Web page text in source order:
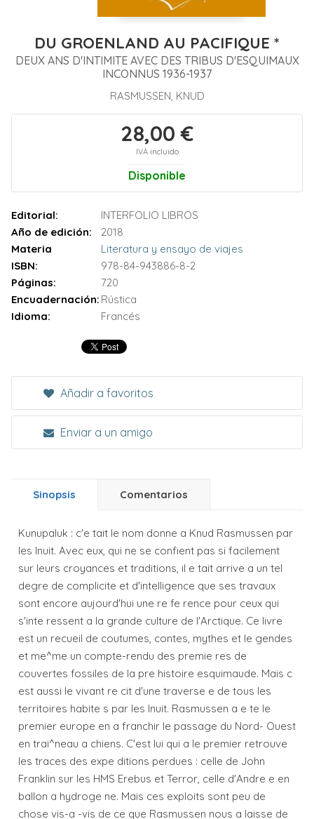
DU GROENLAND AU PACIFIQUE *
DEUX ANS D'INTIMITE AVEC DES TRIBUS D'ESQUIMAUX
INCONNUS 1936-1937
RASMUSSEN, KNUD
28,00 €
IVA incluido
Disponible
Editorial:
INTERFOLIO LIBROS
Año de edición:
2018
Materia
Literatura y ensayo de viajes
ISBN:
978-84-943886-8-2
Páginas:
720
Encuadernación: Rústica
Idioma:
Francés
Añadir a favoritos
Enviar a un amigo
Sinopsis Comentarios
Kunupaluk : c'e tait le nom donne a Knud Rasmussen par
les Inuit. Avec eux, qui ne se confient pas si facilement
sur leurs croyances et traditions, il e tait arrive a un tel
degre de complicite et d'intelligence que ses travaux
sont encore aujourd'hui une re fe rence pour ceux qui
s'inte ressent a la grande culture de l'Arctique. Ce livre
est un recueil de coutumes, contes, mythes et le gendes 
et me^me un compte-rendu des premie res de
couvertes fossiles de la pre histoire esquimaude. Mais c
est aussi le vivant re cit d'une traverse e de tous les
territoires habite s par les Inuit. Rasmussen a e te le
premier europe en a franchir le passage du Nord- Ouest
en trai^neau a chiens. C'est lui qui a le premier retrouve
les traces des expe ditions perdues : celle de John
Franklin sur les HMS Erebus et Terror, celle d'Andre e en
ballon a hydroge ne. Mais ces exploits sont peu de
chose vis-a -vis de ce que Rasmussen nous a laisse de